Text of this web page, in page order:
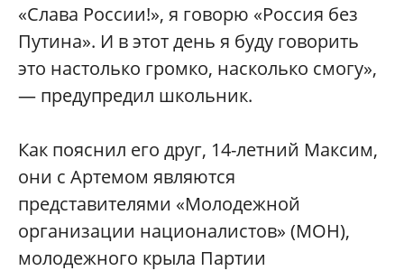
«Слава России!», я говорю «Россия без
Путина». И в этот день я буду говорить
это настолько громко, насколько смогу»,
— предупредил школьник.
Как пояснил его друг, 14-летний Максим,
они с Артемом являются
представителями «Молодежной
организации националистов» (МОН),
молодежного крыла Партии